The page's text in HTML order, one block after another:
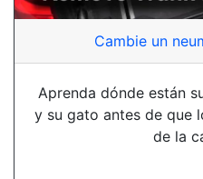
Cambie un
Aprenda dónde están
y su gato antes de que
de la